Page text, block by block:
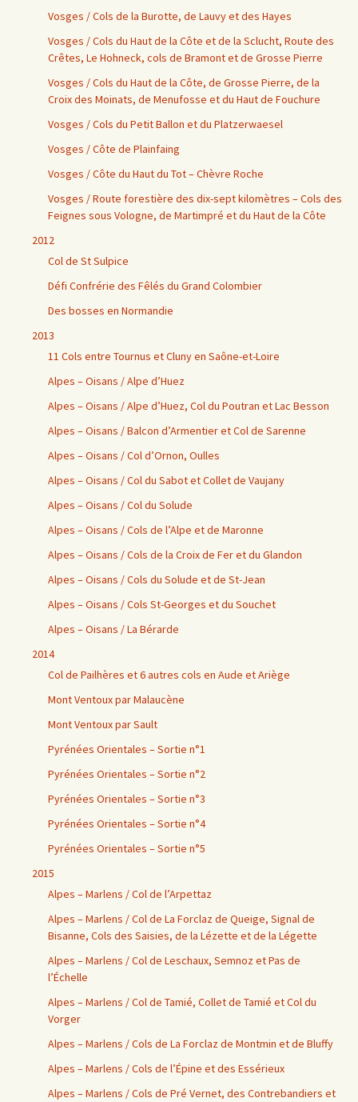
Vosges / Cols de la Burotte, de Lauvy et des Hayes
Vosges / Cols du Haut de la Côte et de la Sclucht, Route des
Crêtes, Le Hohneck, cols de Bramont et de Grosse Pierre
Vosges / Cols du Haut de la Côte, de Grosse Pierre, de la
Croix des Moinats, de Menufosse et du Haut de Fouchure
Vosges / Cols du Petit Ballon et du Platzerwaesel
Vosges / Côte de Plainfaing
Vosges / Côte du Haut du Tot – Chèvre Roche
Vosges / Route forestière des dix-sept kilomètres – Cols des
Feignes sous Vologne, de Martimpré et du Haut de la Côte
2012
Col de St Sulpice
Défi Confrérie des Fêlés du Grand Colombier
Des bosses en Normandie
2013
11 Cols entre Tournus et Cluny en Saône-et-Loire
Alpes – Oisans / Alpe d’Huez
Alpes – Oisans / Alpe d’Huez, Col du Poutran et Lac Besson
Alpes – Oisans / Balcon d’Armentier et Col de Sarenne
Alpes – Oisans / Col d’Ornon, Oulles
Alpes – Oisans / Col du Sabot et Collet de Vaujany
Alpes – Oisans / Col du Solude
Alpes – Oisans / Cols de l’Alpe et de Maronne
Alpes – Oisans / Cols de la Croix de Fer et du Glandon
Alpes – Oisans / Cols du Solude et de St-Jean
Alpes – Oisans / Cols St-Georges et du Souchet
Alpes – Oisans / La Bérarde
2014
Col de Pailhères et 6 autres cols en Aude et Ariège
Mont Ventoux par Malaucène
Mont Ventoux par Sault
Pyrénées Orientales – Sortie n°1
Pyrénées Orientales – Sortie n°2
Pyrénées Orientales – Sortie n°3
Pyrénées Orientales – Sortie n°4
Pyrénées Orientales – Sortie n°5
2015
Alpes – Marlens / Col de l’Arpettaz
Alpes – Marlens / Col de La Forclaz de Queige, Signal de
Bisanne, Cols des Saisies, de la Lézette et de la Légette
Alpes – Marlens / Col de Leschaux, Semnoz et Pas de
l’Échelle
Alpes – Marlens / Col de Tamié, Collet de Tamié et Col du
Vorger
Alpes – Marlens / Cols de La Forclaz de Montmin et de Bluffy
Alpes – Marlens / Cols de l’Épine et des Essérieux
Alpes – Marlens / Cols de Pré Vernet, des Contrebandiers et